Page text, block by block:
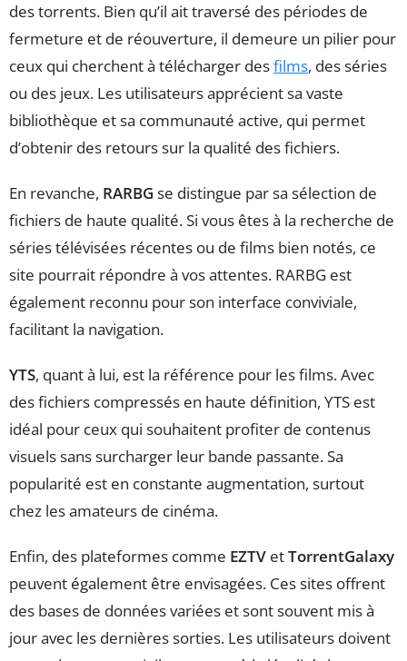
des torrents. Bien qu’il ait traversé des périodes de
fermeture et de réouverture, il demeure un pilier pour
ceux qui cherchent à télécharger desfilms, des séries
ou des jeux. Les utilisateurs apprécient sa vaste
bibliothèque et sa communauté active, qui permet
d’obtenir des retours sur la qualité des fichiers.
En revanche, RARBG se distingue par sa sélection de
fichiers de haute qualité. Si vous êtes à la recherche de
séries télévisées récentes ou de films bien notés, ce
site pourrait répondre à vos attentes. RARBG est
également reconnu pour son interface conviviale,
facilitant la navigation.
YTS, quant à lui, est la référence pour les films. Avec
des fichiers compressés en haute définition, YTS est
idéal pour ceux qui souhaitent profiter de contenus
visuels sans surcharger leur bande passante. Sa
popularité est en constante augmentation, surtout
chez les amateurs de cinéma.
Enfin, des plateformes comme EZTV etTorrentGalaxy
peuvent également être envisagées. Ces sites offrent
des bases de données variées et sont souvent mis à
jour avec les dernières sorties. Les utilisateurs doivent